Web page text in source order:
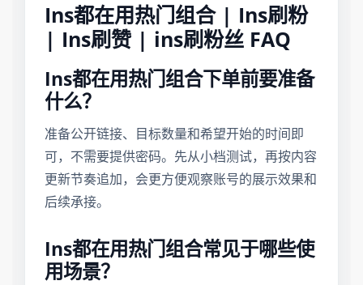
Ins都在用热门组合 | Ins刷粉
| Ins刷赞 | ins刷粉丝 FAQ
Ins都在用热门组合下单前要准备
什么？
准备公开链接、目标数量和希望开始的时间即
可，不需要提供密码。先从小档测试，再按内容
更新节奏追加，会更方便观察账号的展示效果和
后续承接。
Ins都在用热门组合常见于哪些使
用场景？